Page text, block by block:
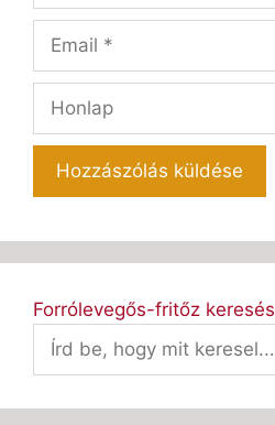
Email
Honlap
Forrólevegős-fritőz keresés